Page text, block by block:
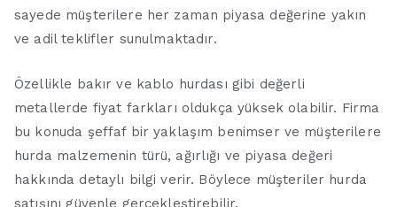
sayede müşterilere her zaman piyasa değerine yakın
ve adil teklifler sunulmaktadır.
Özellikle bakır ve kablo hurdası gibi değerli
metallerde fiyat farkları oldukça yüksek olabilir. Firma
bu konuda şeffaf bir yaklaşım benimser ve müşterilere
hurda malzemenin türü, ağırlığı ve piyasa değeri
hakkında detaylı bilgi verir. Böylece müşteriler hurda
satışını güvenle gerçekleştirebilir.